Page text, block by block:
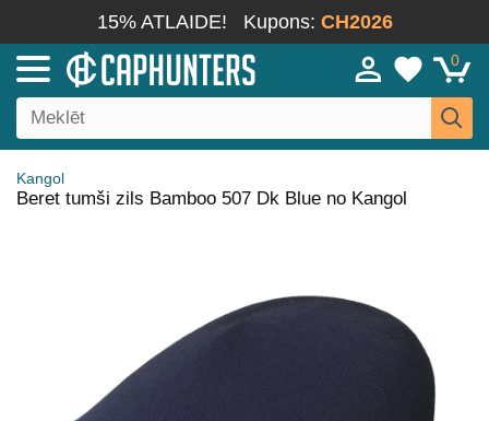
15% ATLAIDE! Kupons: CH2026
0
Kangol
Beret tumši zils Bamboo 507 Dk Blue no Kangol